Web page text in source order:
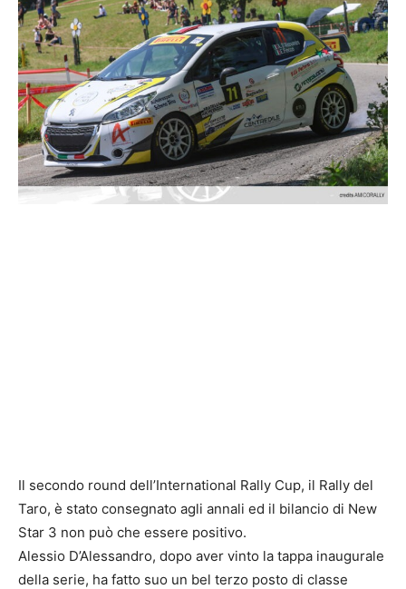
Il secondo round dell’International Rally Cup, il Rally del
Taro, è stato consegnato agli annali ed il bilancio di New
Star 3 non può che essere positivo.
Alessio D’Alessandro, dopo aver vinto la tappa inaugurale
della serie, ha fatto suo un bel terzo posto di classe